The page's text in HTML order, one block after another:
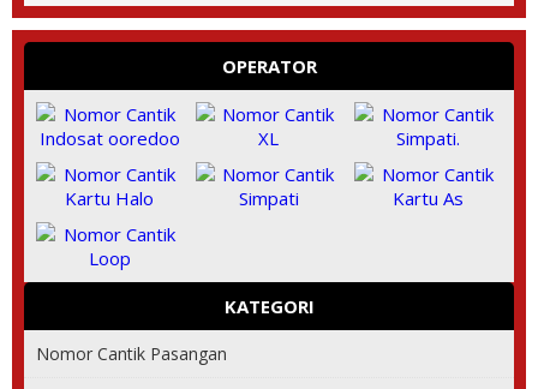
OPERATOR
KATEGORI
Nomor Cantik Pasangan